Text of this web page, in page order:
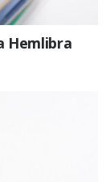
Hemlibra